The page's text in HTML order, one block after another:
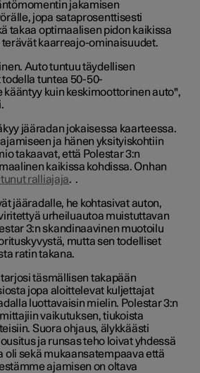
jakamisen
jopa sataprosenttisesti
takaa optimaalisen pidon kaikissa
kaarreajo-ominaisuudet.
Auto tuntuu täydellisen
tuntea 50-50-
kääntyy kuin keskimoottorinen auto",
jääradan jokaisessa kaarteessa.
ja hänen yksityiskohtiin
takaavat, että Polestar 3:n
kaikissa kohdissa. Onhan
ralliajaja. .
jääradalle, he kohtasivat auton,
urheiluautoa muistuttavan
3:n skandinaavinen muotoilu
mutta sen todelliset
ratin takana.
täsmällisen takapään
jopa aloittelevat kuljettajat
luottavaisin mielin. Polestar 3:n
vaikutuksen, tiukoista
Suora ohjaus, älykkäästi
ja runsas teho loivat yhdessä
oli sekä mukaansatempaava että
ajamisen on oltava